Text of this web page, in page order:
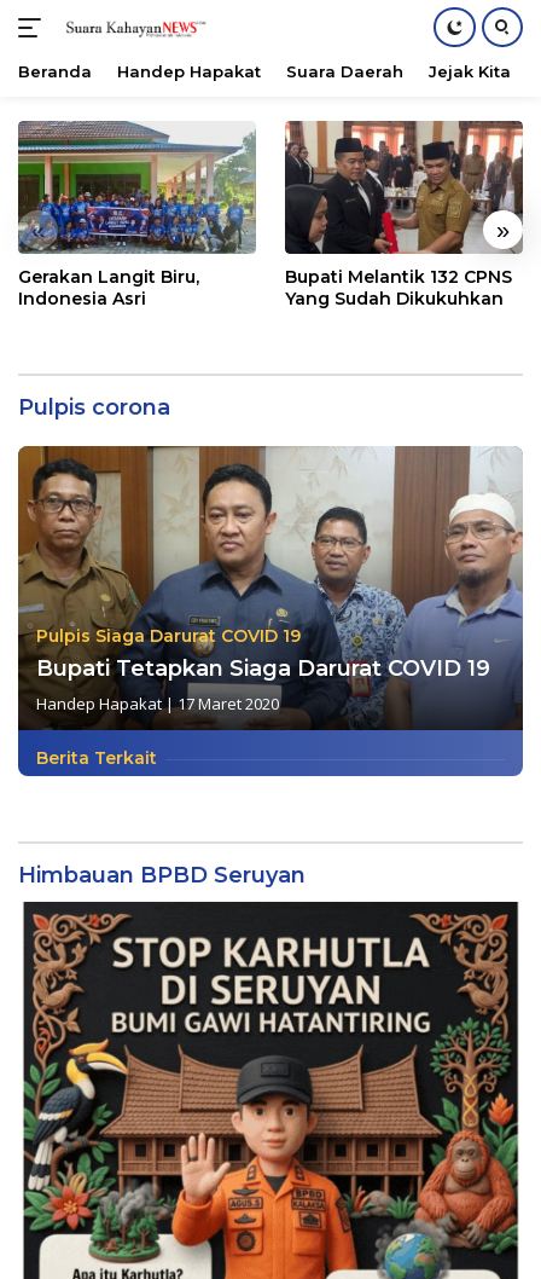
konten
Beranda Handep Hapakat Suara Daerah Jejak Kita
« »
Gerakan Langit Biru,
Indonesia Asri
Bupati Melantik 132 CPNS
Yang Sudah Dikukuhkan
Pulpis corona
Pulpis Siaga Darurat COVID 19
Bupati Tetapkan Siaga Darurat COVID 19
Handep Hapakat|17 Maret 2020
Berita Terkait
Himbauan BPBD Seruyan